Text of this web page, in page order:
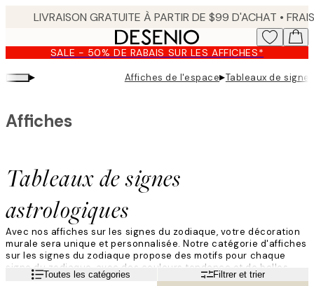
content.SALE - 50% DE RABAIS SUR LES AFFICHES*
▸ Affiches de l'espace▸Tableaux de
Tableaux de signes
astrologiques
Affiches
Avec nos affiches sur les signes du zodiaque, votre décoration
murale sera unique et personnalisée. Notre catégorie d'affiches
sur les signes du zodiaque propose des motifs pour chaque
signe du zodiaque, avec des couleurs tendance et de belles
polices. Trouvez une affiche avec votre signe du zodiaque et
Lire la suiteToutes les catégories Filtrer et trier